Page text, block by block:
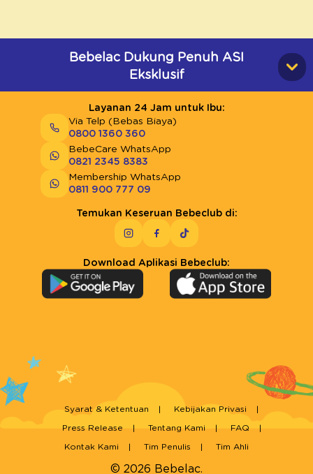
Bebelac Dukung Penuh ASI
Eksklusif
Layanan 24 Jam untuk Ibu:
Via Telp (Bebas Biaya)
0800 1360 360
BebeCare WhatsApp
0821 2345 8383
Membership WhatsApp
0811 900 777 09
Temukan Keseruan Bebeclub di:
Download Aplikasi Bebeclub:
© 2026 Bebelac.
Syarat & Ketentuan Kebijakan Privasi
Press Release Tentang Kami FAQ
Kontak Kami Tim Penulis Tim Ahli